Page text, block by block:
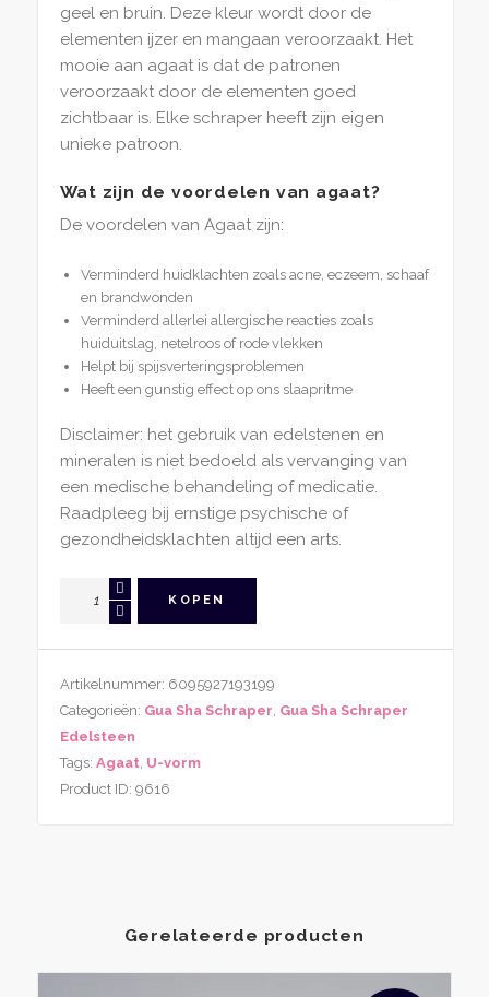
geel en bruin. Deze kleur wordt door de
elementen ijzer en mangaan veroorzaakt. Het
mooie aan agaat is dat de patronen
veroorzaakt door de elementen goed
zichtbaar is. Elke schraper heeft zijn eigen
unieke patroon.
Wat zijn de voordelen van agaat?
De voordelen van Agaat zijn:
Verminderd huidklachten zoals acne, eczeem, schaaf
en brandwonden
Verminderd allerlei allergische reacties zoals
huiduitslag, netelroos of rode vlekken
Helpt bij spijsverteringsproblemen
Heeft een gunstig effect op ons slaapritme
Disclaimer: het gebruik van edelstenen en
mineralen is niet bedoeld als vervanging van
een medische behandeling of medicatie.
Raadpleeg bij ernstige psychische of
gezondheidsklachten altijd een arts.
Agaat
U-
vorm
aantal
KOPEN
Artikelnummer: 6095927193199
Categorieën: Gua Sha Schraper Gua Sha Schraper
Edelsteen
Tags: Agaat, U-vorm
Product ID: 9616
Gerelateerde producten